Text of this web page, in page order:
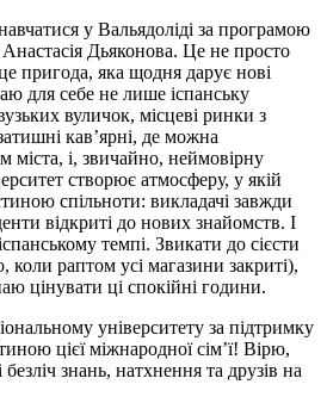
у Вальядоліді за програмою
Дьяконова. Це не просто
пригода, яка щодня дарує нові
для себе не лише іспанську
вуличок, місцеві ринки з
кав’ярні, де можна
міста, і, звичайно, неймовірну
створює атмосферу, у якій
спільноти: викладачі завжди
відкриті до нових знайомств. І
темпі. Звикати до сієсти
коли раптом усі магазини закриті),
цінувати ці спокійні години.
університету за підтримку
цієї міжнародної сім’ї! Вірю,
знань, натхнення та друзів на